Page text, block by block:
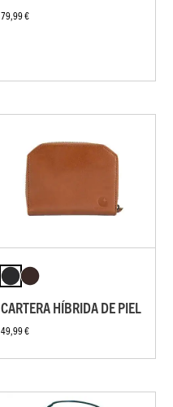
79,99 €
CARTERA HÍBRIDA DE PIEL
49,99 €